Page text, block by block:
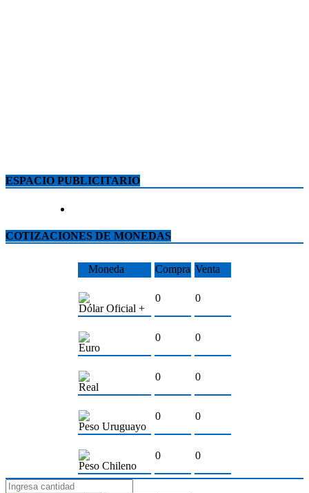
ESPACIO PUBLICITARIO
COTIZACIONES DE MONEDAS
Moneda Compra Venta
Dólar Oficial +
0 0
Euro
0 0
Real
0 0
Peso Uruguayo
0 0
Peso Chileno
0 0